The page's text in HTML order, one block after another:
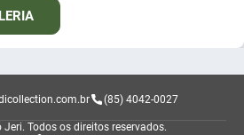
(85) 4042-0027
Jeri. Todos os direitos reservados.